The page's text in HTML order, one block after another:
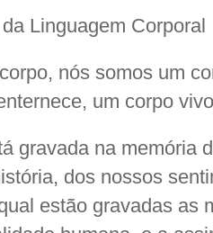
Linguagem Corporal
nós somos um
um corpo
gravada na memória
dos nossos
estão gravadas as